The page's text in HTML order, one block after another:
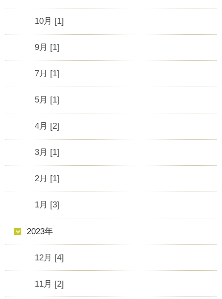
10月 [1]
9月 [1]
7月 [1]
5月 [1]
4月 [2]
3月 [1]
2月 [1]
1月 [3]
2023年
12月 [4]
11月 [2]